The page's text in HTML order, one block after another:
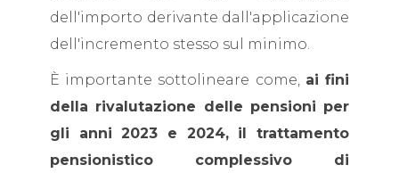
dell'importo derivante dall'applicazione
dell'incremento stesso sul minimo.
È importante sottolineare come, ai fini
della rivalutazione delle pensioni per
gli anni 2023 e 2024, il trattamento
pensionistico complessivo di